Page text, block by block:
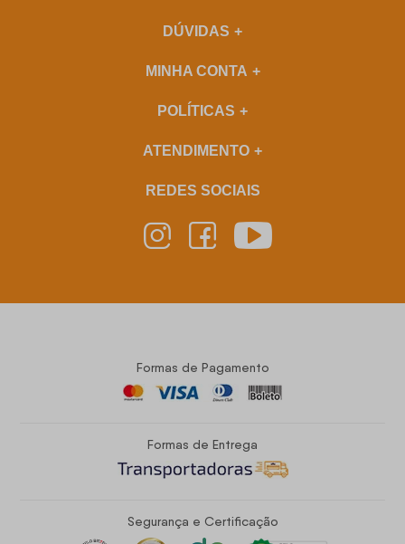
DÚVIDAS
MINHA CONTA
POLÍTICAS
ATENDIMENTO
REDES SOCIAIS
Formas de Pagamento
Formas de Entrega
Segurança e Certificação